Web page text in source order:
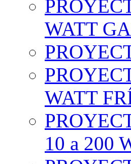
WATT
WATT
10 a 200